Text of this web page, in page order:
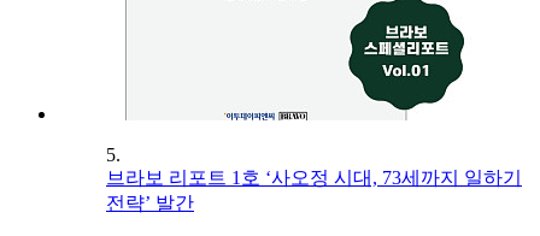
5.
브라보 리포트 1호 ‘사오정 시대, 73세까지 일하기
전략’ 발간